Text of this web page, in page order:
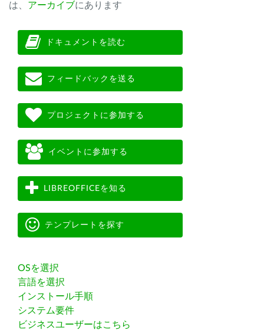
は、 アーカイブにあります
ドキュメントを読む
フィードバックを送る
プロジェクトに参加する
イベントに参加する
LIBREOFFICEを知る
テンプレートを探す
OSを選択
言語を選択
インストール手順
システム要件
ビジネスユーザーはこちら